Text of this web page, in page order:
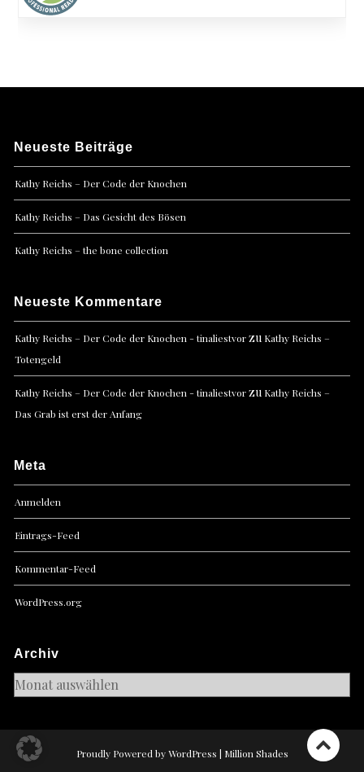
Neueste Beiträge
Kathy Reichs – Der Code der Knochen
Kathy Reichs – Das Gesicht des Bösen
Kathy Reichs – the bone collection
Neueste Kommentare
Kathy Reichs – Der Code der Knochen - tinaliestvorzu Kathy Reichs –
Totengeld
Kathy Reichs – Der Code der Knochen - tinaliestvorzu Kathy Reichs –
Das Grab ist erst der Anfang
Meta
Anmelden
Eintrags-Feed
Kommentar-Feed
WordPress.org
Archiv
Archiv
Proudly Powered by WordPress | Million Shades